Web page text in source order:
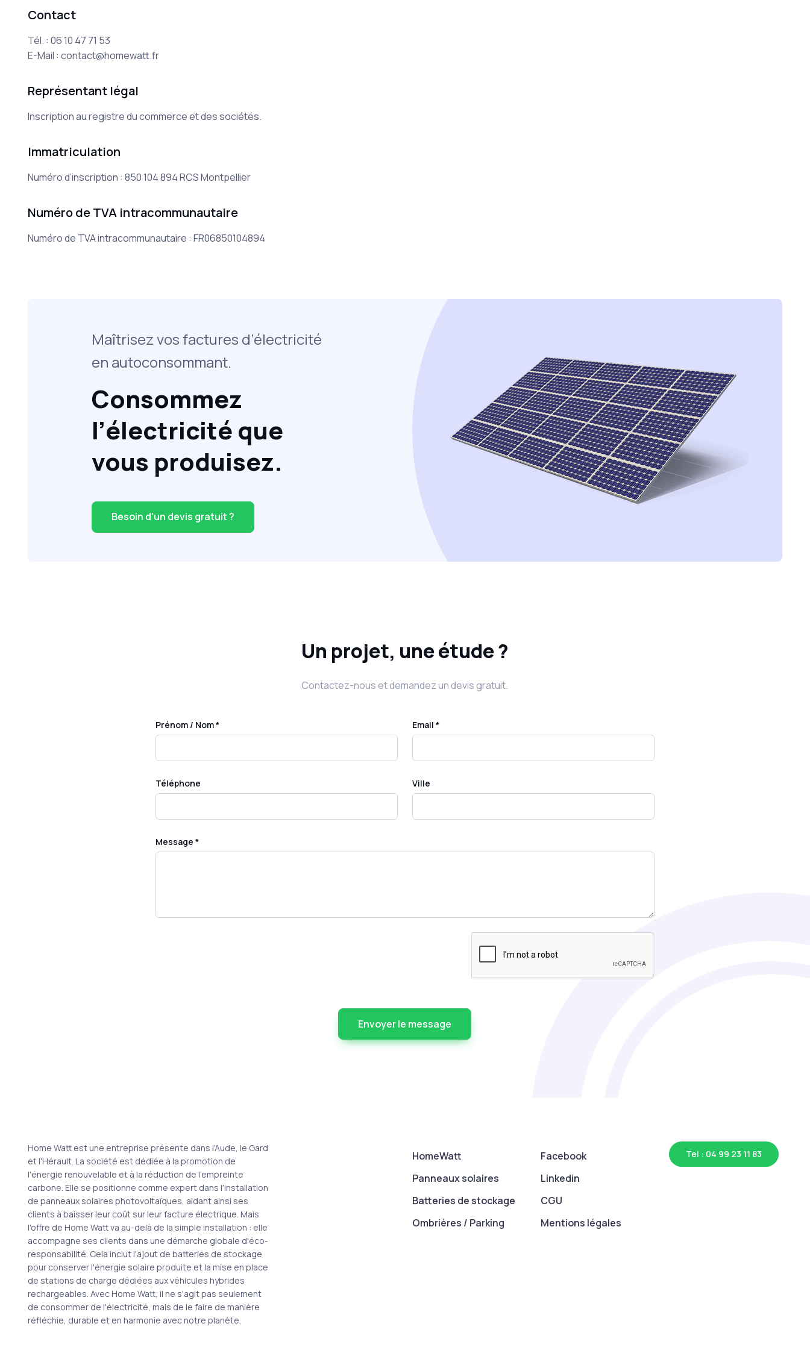
Contact
Tél. : 06 10 47 71 53
E-Mail : contact@homewatt.fr
Représentant légal
Inscription au registre du commerce et des sociétés.
Immatriculation
Numéro d’inscription : 850 104 894 RCS Montpellier
Numéro de TVA intracommunautaire
Numéro de TVA intracommunautaire : FR06850104894
Maîtrisez vos factures d’électricité
en autoconsommant.
Consommez
l’électricité que
vous produisez.
Besoin d'un devis gratuit ?
Un projet, une étude ?
Contactez-nous et demandez un devis gratuit.
Prénom / Nom * Email *
Téléphone Ville
Message *
Envoyer le message
Home Watt est une entreprise présente dans l'Aude, le Gard
et l'Hérault. La société est dédiée à la promotion de
l'énergie renouvelable et à la réduction de l'empreinte
carbone. Elle se positionne comme expert dans l'installation
de panneaux solaires photovoltaïques, aidant ainsi ses
clients à baisser leur coût sur leur facture électrique. Mais
l'offre de Home Watt va au-delà de la simple installation : elle
accompagne ses clients dans une démarche globale d'éco-
responsabilité. Cela inclut l'ajout de batteries de stockage
pour conserver l'énergie solaire produite et la mise en place
de stations de charge dédiées aux véhicules hybrides
rechargeables. Avec Home Watt, il ne s'agit pas seulement
de consommer de l'électricité, mais de le faire de manière
réfléchie, durable et en harmonie avec notre planète.
HomeWatt
Panneaux solaires
Batteries de stockage
Ombrières / Parking
Facebook
Linkedin
CGU
Mentions légales
Tel : 04 99 23 11 83